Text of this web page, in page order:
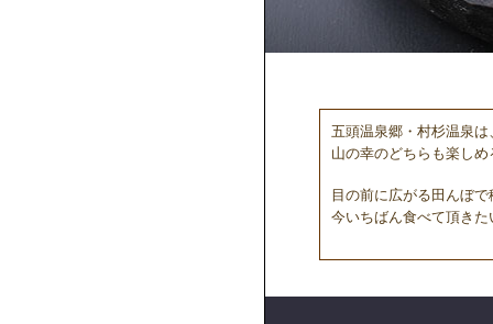
五頭温泉郷・村杉温泉
山の幸のどちらも楽し
目の前に広がる田んぼ
今いちばん食べて頂き